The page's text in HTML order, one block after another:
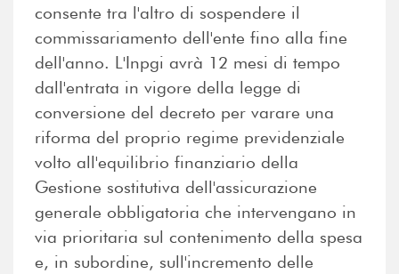
consente tra l'altro di sospendere il
commissariamento dell'ente fino alla fine
dell'anno. L'Inpgi avrà 12 mesi di tempo
dall'entrata in vigore della legge di
conversione del decreto per varare una
riforma del proprio regime previdenziale
volto all'equilibrio finanziario della
Gestione sostitutiva dell'assicurazione
generale obbligatoria che intervengano in
via prioritaria sul contenimento della spesa
e, in subordine, sull'incremento delle